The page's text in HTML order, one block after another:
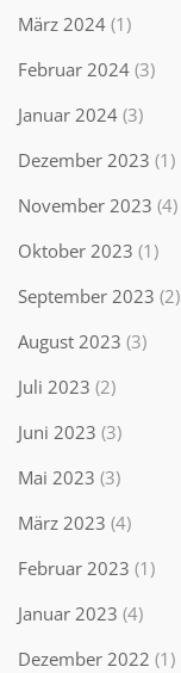
März 2024 (1)
Februar 2024 (3)
Januar 2024 (3)
Dezember 2023 (1)
November 2023 (4)
Oktober 2023 (1)
September 2023 (2)
August 2023 (3)
Juli 2023 (2)
Juni 2023 (3)
Mai 2023 (3)
März 2023 (4)
Februar 2023 (1)
Januar 2023 (4)
Dezember 2022 (1)